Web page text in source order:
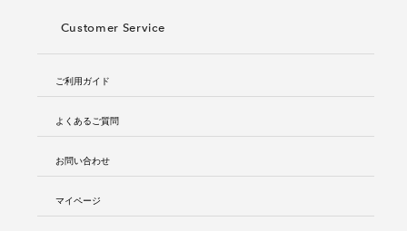
Customer Service
ご利用ガイド
よくあるご質問
お問い合わせ
マイページ